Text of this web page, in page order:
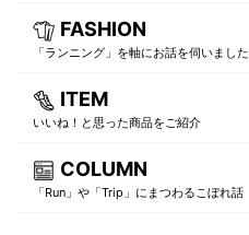
FASHION
「ランニング」を軸にお話を伺いました
ITEM
いいね！と思った商品をご紹介
COLUMN
「Run」や「Trip」にまつわるこぼれ話